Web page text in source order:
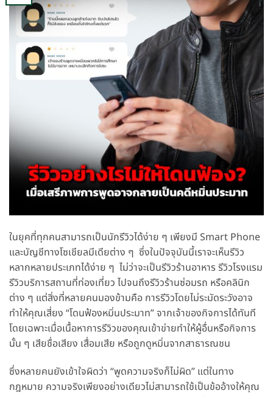
ในยุคที่ทุกคนสามารถเป็นนักรีวิวได้ง่าย ๆ เพียงมี Smart Phone
และบัญชีทางโซเชียลมีเดียต่าง ๆ ซึ่งในปัจจุบันนี้เราจะเห็นรีวิว
หลากหลายประเภทได้ง่าย ๆ ไม่ว่าจะเป็นรีวิวร้านอาหาร รีวิวโรงแรม
รีวิวบริการสถานที่ท่องเที่ยว ไปจนถึงรีวิวร้านซ่อมรถ หรือคลินิก
ต่าง ๆ แต่สิ่งที่หลายคนมองข้ามคือ การรีวิวโดยไม่ระมัดระวังอาจ
ทำให้คุณเสี่ยง “โดนฟ้องหมิ่นประมาท” จากเจ้าของกิจการได้ทันที
โดยเฉพาะเมื่อเนื้อหาการรีวิวของคุณเข้าข่ายทำให้ผู้อื่นหรือกิจการ
นั้น ๆ เสียชื่อเสียง เสื่อมเสีย หรือถูกดูหมิ่นจากสาธารณชน
ซึ่งหลายคนยังเข้าใจผิดว่า “พูดความจริงก็ไม่ผิด” แต่ในทาง
กฎหมาย ความจริงเพียงอย่างเดียวไม่สามารถใช้เป็นข้ออ้างให้คุณ